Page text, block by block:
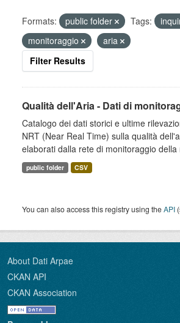
Formats: public folder Tags:
monitoraggio
aria
Filter Results
Qualità dell'Aria - Dati di
Catalogo dei dati storici e ultime
NRT (Near Real Time) sulla qualità
elaborati dalla rete di monitoraggio della
public folder CSV
You can also access this registry using theAPI
About Dati Arpae
CKAN API
CKAN Association